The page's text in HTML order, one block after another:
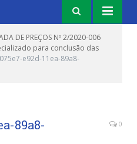
DE PREÇOS Nº 2/2020-006
para conclusão das
e92d-11ea-89a8-
89a8-
0